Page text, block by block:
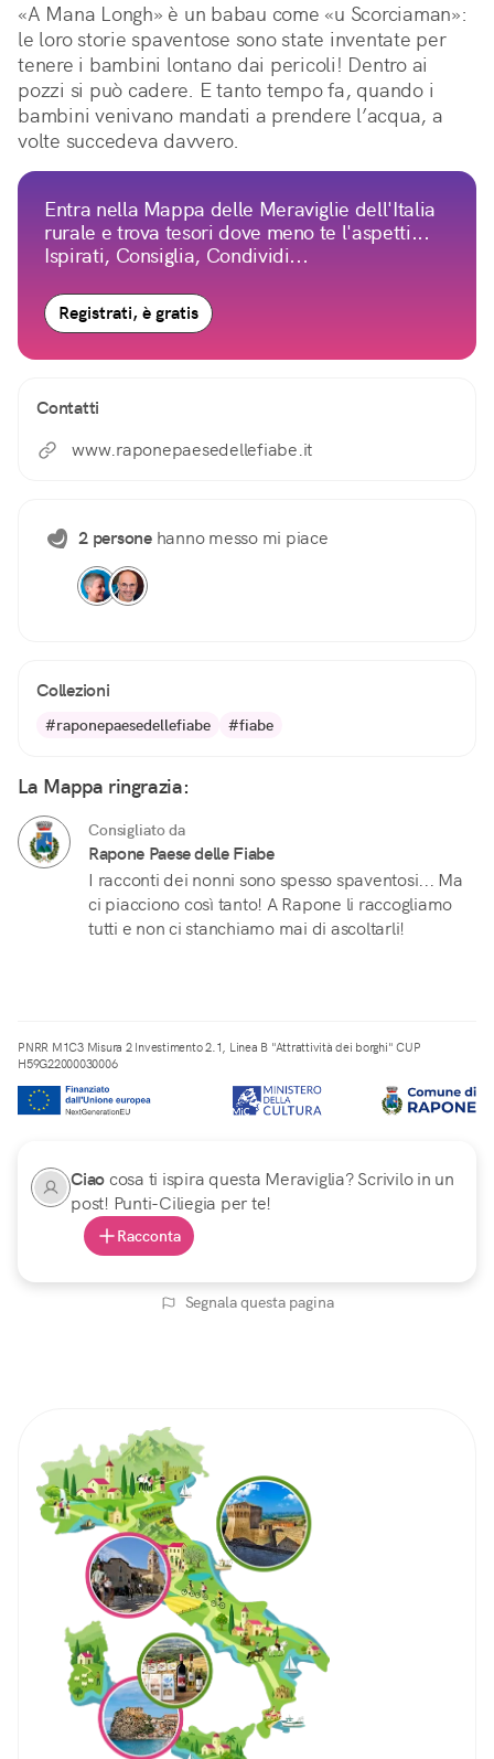
«A Mana Longh» è un babau come «u Scorciaman»:
le loro storie spaventose sono state inventate per
tenere i bambini lontano dai pericoli! Dentro ai
pozzi si può cadere. E tanto tempo fa, quando i
bambini venivano mandati a prendere l’acqua, a
volte succedeva davvero.
Entra nella Mappa delle Meraviglie dell'Italia
rurale e trova tesori dove meno te l'aspetti...
Ispirati, Consiglia, Condividi...
Registrati, è gratis
Contatti
www.raponepaesedellefiabe.it
2 personehanno messo mi piace
Collezioni
#raponepaesedellefiabe #fiabe
La Mappa ringrazia:
Consigliato da
Rapone Paese delle Fiabe
I racconti dei nonni sono spesso spaventosi... Ma
ci piacciono così tanto! A Rapone li raccogliamo
tutti e non ci stanchiamo mai di ascoltarli!
PNRR M1C3 Misura 2 Investimento 2.1, Linea B "Attrattività dei borghi" CUP
H59G22000030006
Ciaocosa ti ispira questa Meraviglia? Scrivilo in un
post! Punti-Ciliegia per te!
Racconta
Segnala questa pagina